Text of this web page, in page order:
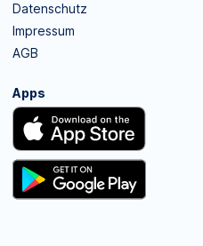
Datenschutz
Impressum
AGB
Apps